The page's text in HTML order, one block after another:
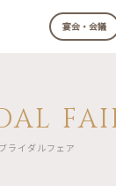
宴会・会議
ブライダルフェア